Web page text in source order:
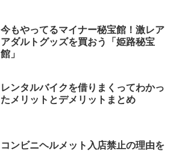
今もやってるマイナー秘宝館！激レア
アダルトグッズを買おう「姫路秘宝
館」
レンタルバイクを借りまくってわかっ
たメリットとデメリットまとめ
コンビニヘルメット入店禁止の理由を